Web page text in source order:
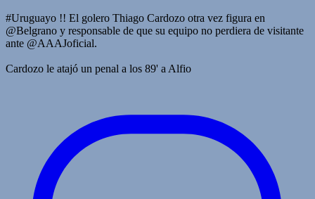
#Uruguayo !! El golero Thiago Cardozo otra vez figura en
@Belgrano y responsable de que su equipo no perdiera de visitante
ante @AAAJoficial.
Cardozo le atajó un penal a los 89' a Alfio